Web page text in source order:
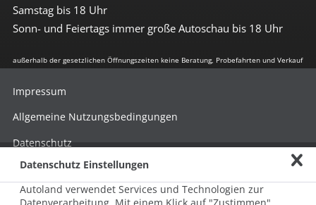
Samstag bis 18 Uhr
Sonn- und Feiertags immer große Autoschau bis 18 Uhr
außerhalb der gesetzlichen Öffnungszeiten keine Beratung, Probefahrten und Verkauf
Impressum
Allgemeine Nutzungsbedingungen
Datenschutz
Hinweisgebersystem nach HinSchG
Beschwerde nach LkSG
Datenschutz Einstellungen
Autoland verwendet Services und Technologien zur